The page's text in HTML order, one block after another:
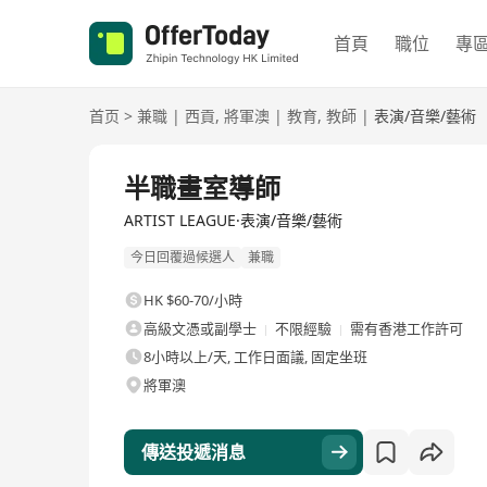
首頁 職位 專
首页 > 兼職 | 西貢, 將軍澳 | 教育, 教師 | 表演/音樂/藝術
半職畫室導師
ARTIST LEAGUE·表演/音樂/藝術
今日回覆過候選人 兼職
HK $60-70/小時
高級文憑或副學士
不限經驗
需有香港工作許可
8小時以上/天, 工作日面議, 固定坐班
將軍澳
傳送投遞消息